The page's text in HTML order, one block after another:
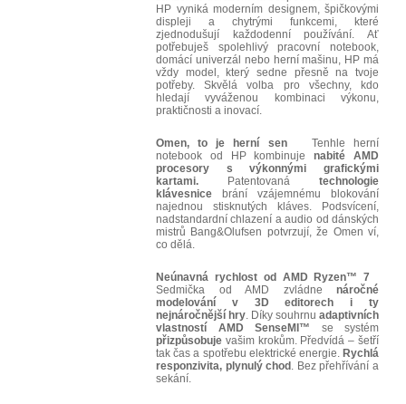
HP vyniká moderním designem, špičkovými
displeji a chytrými funkcemi, které
zjednodušují každodenní používání. Ať
potřebuješ spolehlivý pracovní notebook,
domácí univerzál nebo herní mašinu, HP má
vždy model, který sedne přesně na tvoje
potřeby. Skvělá volba pro všechny, kdo
hledají vyváženou kombinaci výkonu,
praktičnosti a inovací.
Omen, to je herní senTenhle herní
notebook od HP kombinujenabité AMD
procesory s výkonnými grafickými
kartami. Patentovaná technologie
klávesnice brání vzájemnému blokování
najednou stisknutých kláves. Podsvícení,
nadstandardní chlazení a audio od dánských
mistrů Bang&Olufsen potvrzují, že Omen ví,
co dělá.
Neúnavná rychlost od AMD Ryzen™ 7
Sedmička od AMD zvládne náročné
modelování v 3D editorech i ty
nejnáročnější hry. Díky souhrnu adaptivních
vlastností AMD SenseMI™ se systém
přizpůsobuje vašim krokům. Předvídá – šetří
tak čas a spotřebu elektrické energie. Rychlá
responzivita, plynulý chod . Bez přehřívání a
sekání.